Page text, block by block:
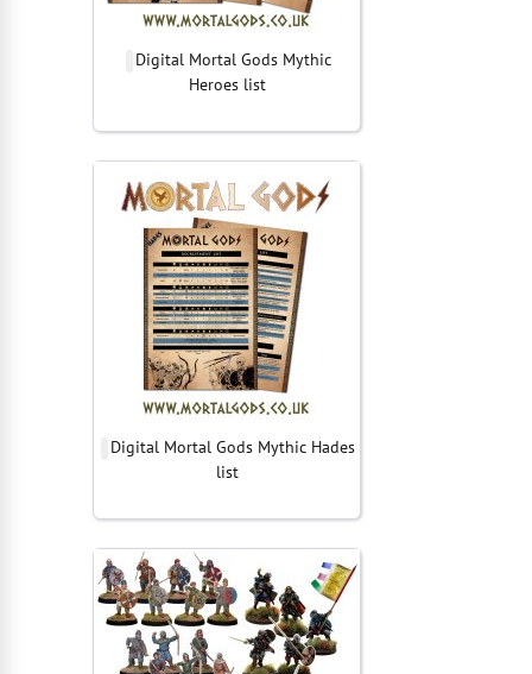
Digital Mortal Gods Mythic
Heroes list
Digital Mortal Gods Mythic Hades
list